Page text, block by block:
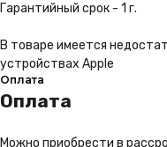
Гарантийный срок - 1 г.
В товаре имеется
устройствах Apple
Оплата
Оплата
Можно приoбрести в